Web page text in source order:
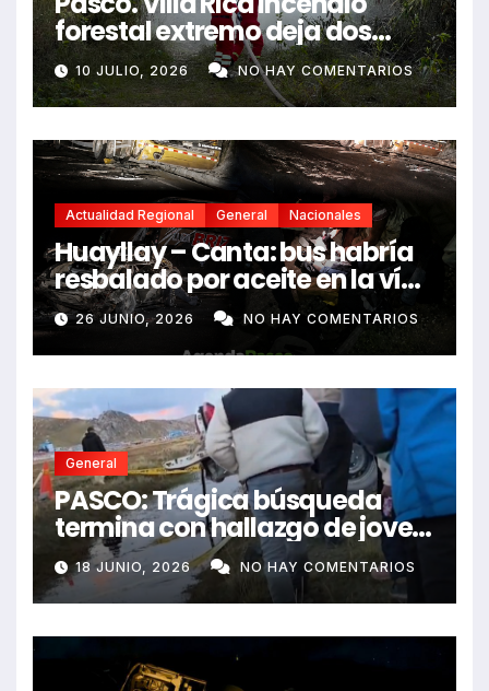
forestal extremo deja dos
fallecidos y heridos
10 JULIO, 2026 NO HAY COMENTARIOS
Actualidad Regional General Nacionales
Huayllay – Canta: bus habría
resbalado por aceite en la vía
e impactó auto siniestrado
dejando dos fallecidos
26 JUNIO, 2026 NO HAY COMENTARIOS
General
PASCO: Trágica búsqueda
termina con hallazgo de joven
sin vida en Rancas
18 JUNIO, 2026 NO HAY COMENTARIOS